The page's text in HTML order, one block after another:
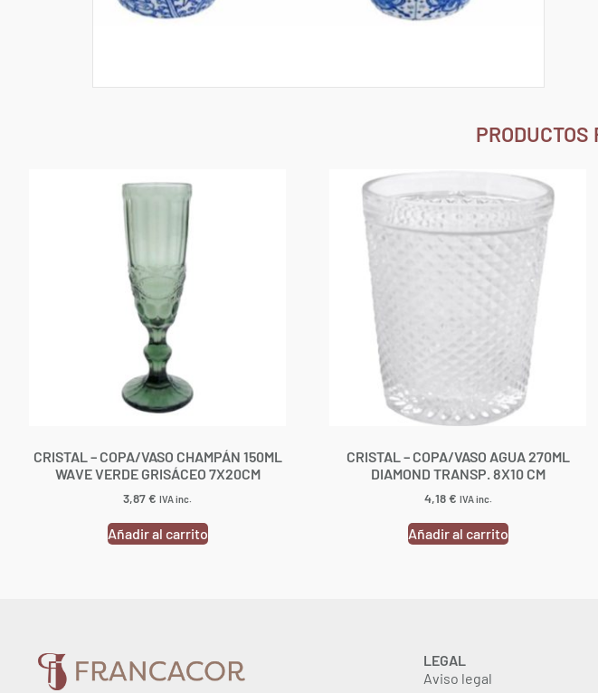
CRISTAL – COPA/VASO CHAMPÁN 150ML
WAVE VERDE GRISÁCEO 7X20CM
3,87€ IVA inc.
Añadir al carrito
CRISTAL – COPA/VASO AGUA 270ML
DIAMOND TRANSP. 8X10 CM
4,18€ IVA inc.
Añadir al carrito
LEGAL
Aviso legal